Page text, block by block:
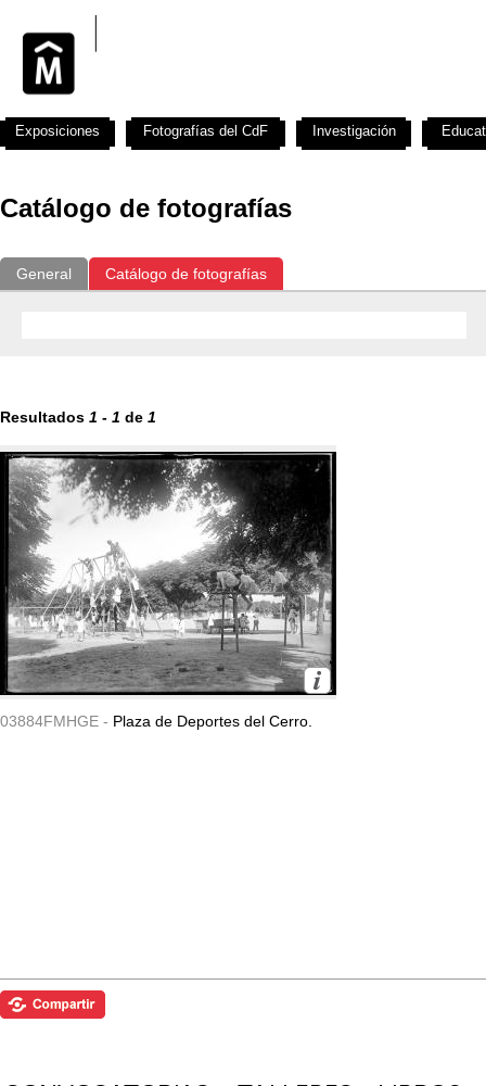
Catálogo de fotografías
General Catálogo de fotografías
Resultados 1 - 1 de 1
03884FMHGE - Plaza de Deportes del Cerro.
Exposiciones Fotografías del CdF Investigación